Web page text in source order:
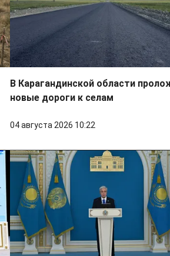
В Карагандинской области
новые дороги к селам
04 августа 2026 10:22